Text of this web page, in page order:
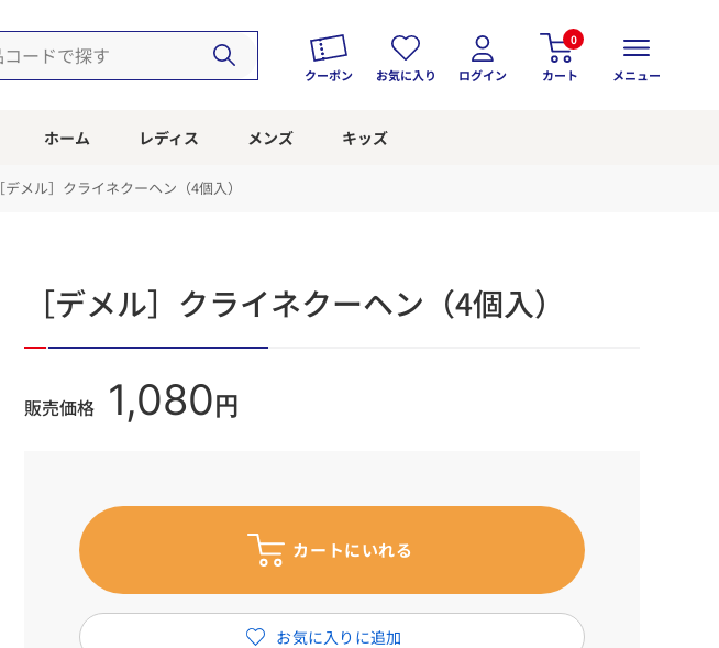
クーポン お気に入り ログイン
0
カート メニュー
ホーム レディス メンズ キッズ
［デメル］クライネクーヘン（4個入）
［デメル］クライネクーヘン（4個入）
販売価格 1,080円